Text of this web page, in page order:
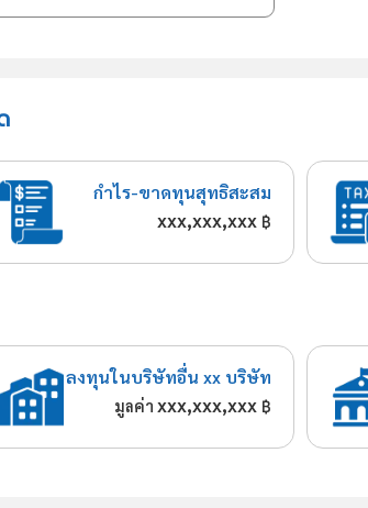
กำไร-ขาดทุนสุทธิสะสม
xxx,xxx,xxx ฿
ลงทุนในบริษัทอื่น xx บริษัท
มูลค่าxxx,xxx,xxx ฿